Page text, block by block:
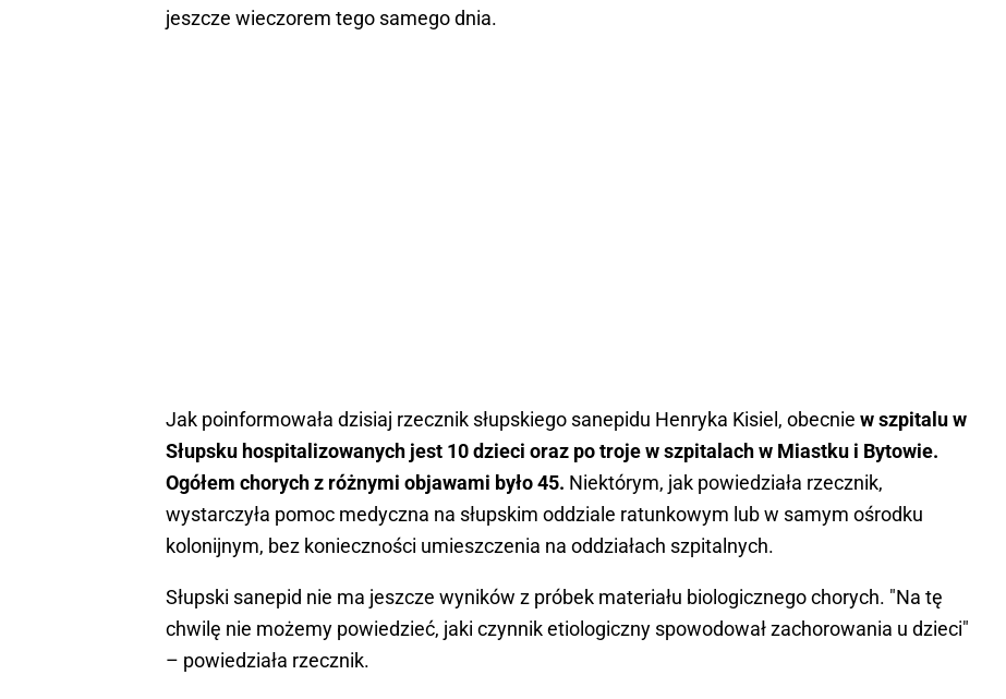
jeszcze wieczorem tego samego dnia.
Jak poinformowała dzisiaj rzecznik słupskiego sanepidu Henryka Kisiel, obecnie w szpitalu w
Słupsku hospitalizowanych jest 10 dzieci oraz po troje w szpitalach w Miastku i Bytowie.
Ogółem chorych z różnymi objawami było 45. Niektórym, jak powiedziała rzecznik,
wystarczyła pomoc medyczna na słupskim oddziale ratunkowym lub w samym ośrodku
kolonijnym, bez konieczności umieszczenia na oddziałach szpitalnych.
Słupski sanepid nie ma jeszcze wyników z próbek materiału biologicznego chorych. "Na tę
chwilę nie możemy powiedzieć, jaki czynnik etiologiczny spowodował zachorowania u dzieci"
– powiedziała rzecznik.